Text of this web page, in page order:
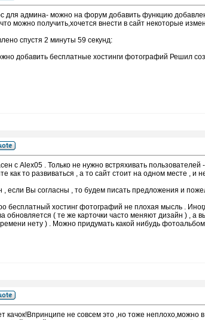
для админа- можно на форум добавить функцию
можно получить,хочется внести в сайт некоторые
спустя 2 минуты 59 секунд:
добавить бесплатные хостинги фотографий Решил
с Alex05 . Только не нужно встряхивать
как то развиваться , а то сайт стоит на одном месте ,
, если Вы согласны , то будем писать предложения и
бесплатный хостинг фотографий не плохая мысль .
обновляется ( те же карточки часто меняют дизайн ) , а
нету ) . Можно придумать какой нибудь
качок!Впринципе не совсем это ,но тоже